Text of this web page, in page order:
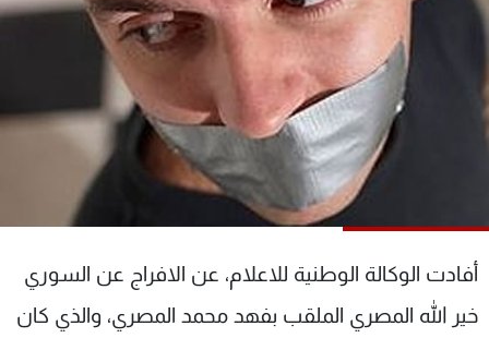
أفادت الوكالة الوطنية للاعلام، عن الافراج عن السوري
خير الله المصري الملقب بفهد محمد المصري، والذي كان
رياضة
كأس العالم
شاهد البرامج
الترددات
عن MTV
وظائف